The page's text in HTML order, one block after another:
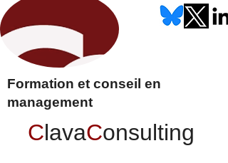
Formation et conseil en
management
ClavaConsulting